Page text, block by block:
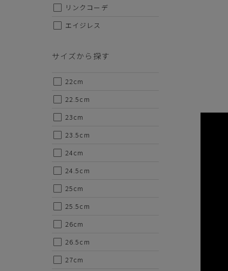
リンクコーデ
エイジレス
サイズから探す
22cm
22.5cm
23cm
23.5cm
24cm
24.5cm
25cm
25.5cm
26cm
26.5cm
27cm